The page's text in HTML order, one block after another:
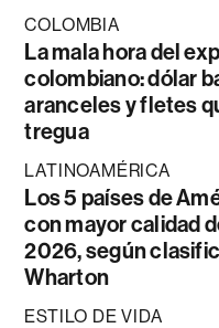
COLOMBIA
La mala hora del
colombiano: dólar
aranceles y fletes
tregua
LATINOAMÉRICA
Los 5 países de
con mayor calidad
2026, según
Wharton
ESTILO DE VIDA